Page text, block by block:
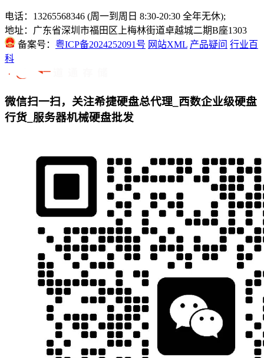
电话：13265568346 (周一到周日 8:30-20:30 全年无休);
地址：广东省深圳市福田区上梅林街道卓越城二期B座1303
备案号： 粤ICP备2024252091号 网站XML 产品疑问 行业百
科
微信扫一扫，关注希捷硬盘总代理_西数企业级硬盘
行货_服务器机械硬盘批发